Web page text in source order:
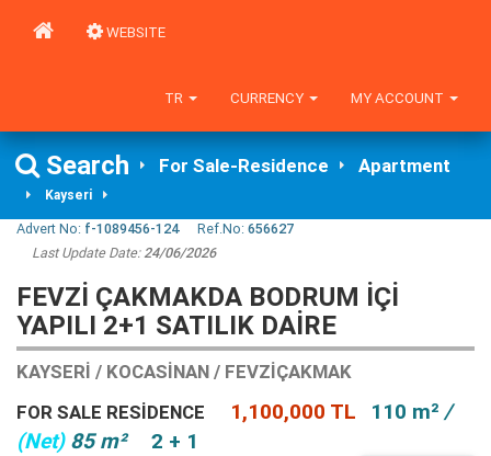
WEBSITE
MY ACCOUNT
CURRENCY
TR
Search For Sale-Residence Apartment
Kayseri
Advert No: f-1089456-124 Ref.No: 656627
Last Update Date:24/06/2026
FEVZİ ÇAKMAKDA BODRUM İÇİ
YAPILI 2+1 SATILIK DAİRE
KAYSERI / KOCASINAN / FEVZIÇAKMAK
FOR SALE RESIDENCE
1,100,000 TL 110 m² /
(Net)85 m² 2 + 1